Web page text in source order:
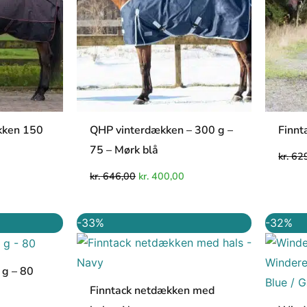
150
QHP vinterdækken – 300 g –
75 – Mørk blå
kr.646,00 kr. 400,00
kr.
– 80
400,00.
-33%
Finntack netdækken med
oprindelige
pris
aktuelle
pris
-32%